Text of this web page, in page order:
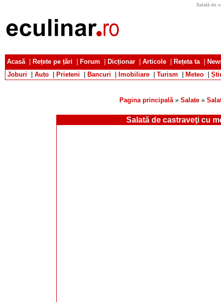
Salată de
Acasă| Rețete pe țări Forum Dicționar Articole Rețeta ta|
Joburi
Auto Prieteni Bancuri Imobiliare Turism Meteo
Pagina principală» Salate »
Salată de castraveţi cu